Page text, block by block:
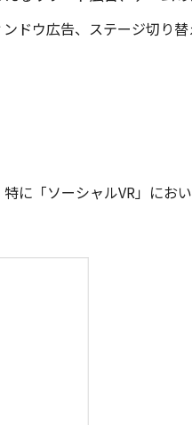
ドウ広告、ステージ切り替
に「ソーシャルVR」にお